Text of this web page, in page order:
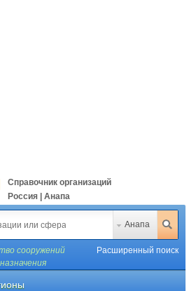
Справочник организаций
Россия | Анапа
Анапа
сооружений
Расширенный поиск